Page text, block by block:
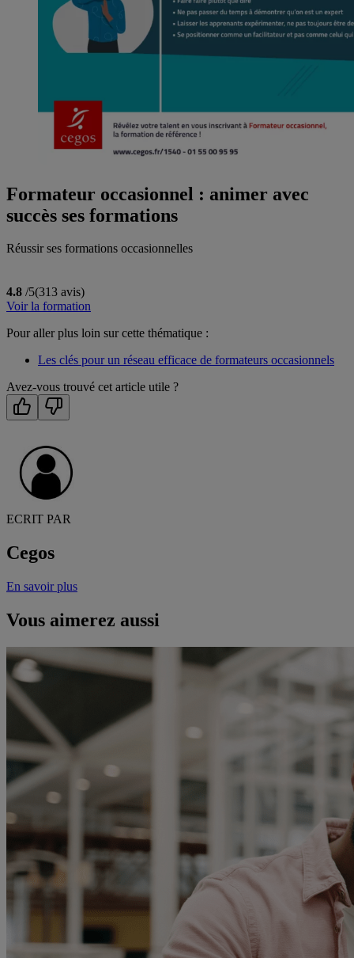
Formateur occasionnel : animer avec
succès ses formations
Réussir ses formations occasionnelles
4.8 /5(313 avis)
Voir la formation
Pour aller plus loin sur cette thématique :
Les clés pour un réseau efficace de formateurs occasionnels
Avez-vous trouvé cet article utile ?
ECRIT PAR
Cegos
En savoir plus
Vous aimerez aussi